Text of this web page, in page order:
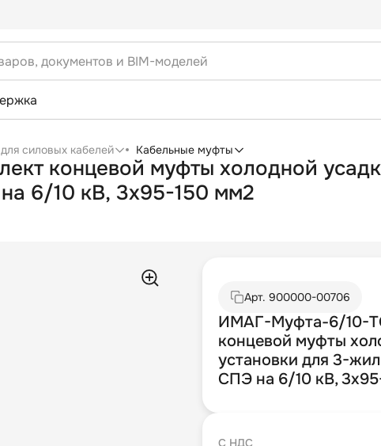
силовых кабелей Кабельные муфты
концевой муфты холодной
6/10 кВ, 3х95-150 мм2
Арт. 900000-00706
ИМАГ-Муфта-6/10-
концевой муфты
установки для 3-
СПЭ на 6/10 кВ,
С НДС